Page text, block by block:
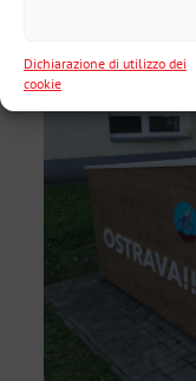
Dichiarazione di utilizzo dei
cookie